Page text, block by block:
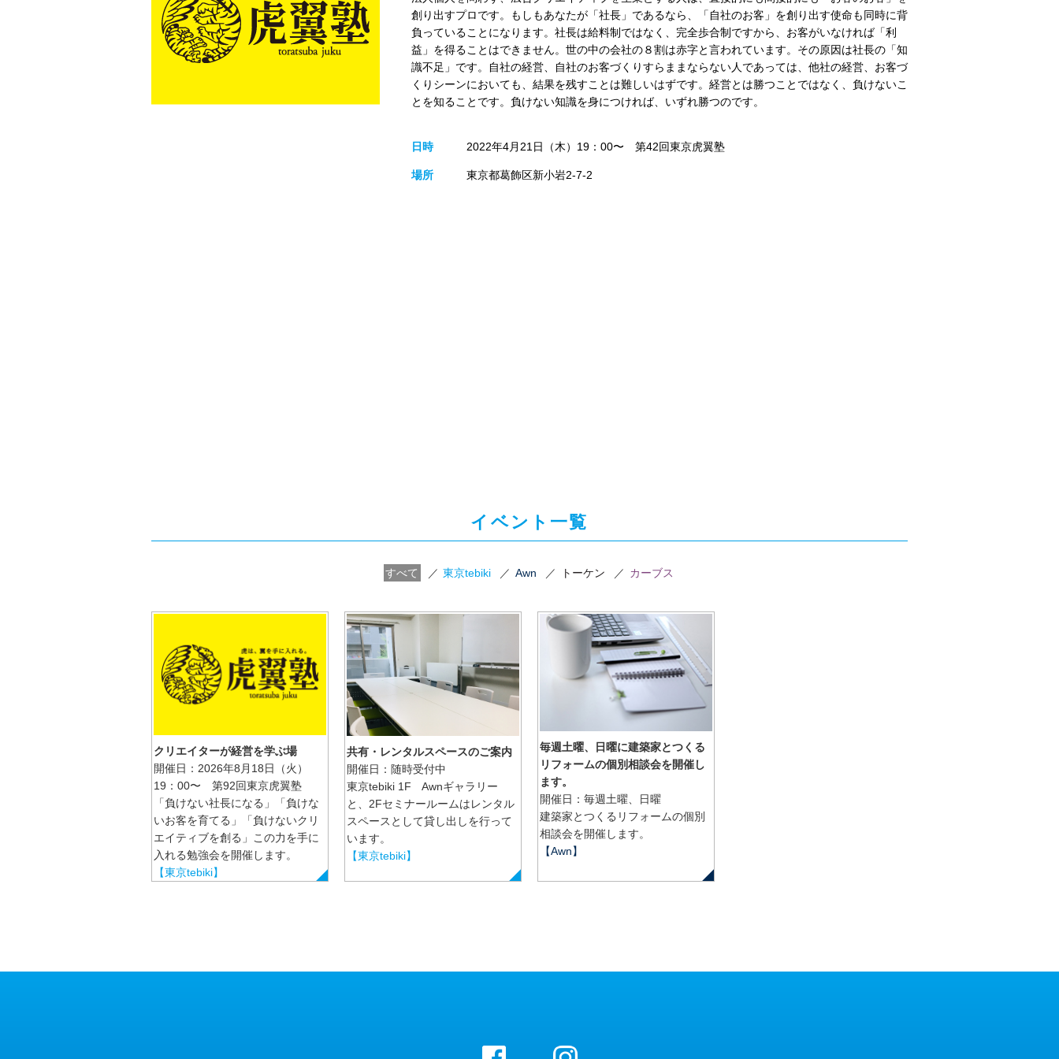
創り出すプロです。もしもあなたが「社長」であるなら、「自社のお客」を創り出す使命も同時に背
負っていることになります。社長は給料制ではなく、完全歩合制ですから、お客がいなければ「利
益」を得ることはできません。世の中の会社の８割は赤字と言われています。その原因は社長の「知
識不足」です。自社の経営、自社のお客づくりすらままならない人であっては、他社の経営、お客づ
くりシーンにおいても、結果を残すことは難しいはずです。経営とは勝つことではなく、負けないこ
とを知ることです。負けない知識を身につければ、いずれ勝つのです。
日時 2022年4月21日（木）19：00〜 第42回東京虎翼塾
場所 東京都葛飾区新小岩2-7-2
イベント一覧
すべて ／ 東京tebiki ／ Awn ／ トーケン ／ カーブス
クリエイターが経営を学ぶ場
開催日：2026年8月18日（火）
19：00〜 第92回東京虎翼塾
「負けない社長になる」「負けな
いお客を育てる」「負けないクリ
エイティブを創る」この力を手に
入れる勉強会を開催します。
【東京tebiki】
共有・レンタルスペースのご案内
開催日：随時受付中
東京tebiki 1F Awnギャラリー
と、2Fセミナールームはレンタル
スペースとして貸し出しを行って
います。
【東京tebiki】
毎週土曜、日曜に建築家とつくる
リフォームの個別相談会を開催し
ます。
開催日：毎週土曜、日曜
建築家とつくるリフォームの個別
相談会を開催します。
【Awn】